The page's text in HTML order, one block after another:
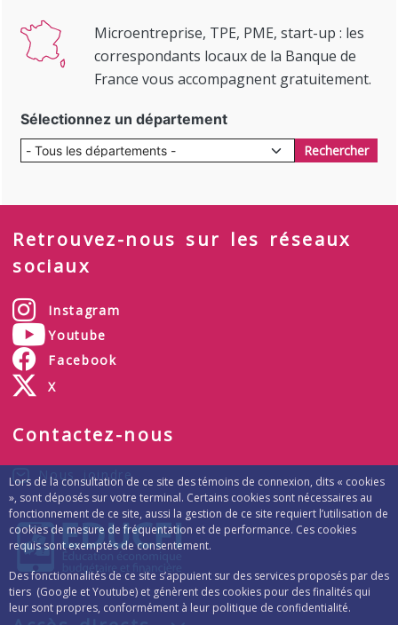
Lors de la consultation de ce site des témoins de connexion, dits « cookies
», sont déposés sur votre terminal. Certains cookies sont nécessaires au
fonctionnement de ce site, aussi la gestion de ce site requiert l’utilisation de
cookies de mesure de fréquentation et de performance. Ces cookies
requis sont exemptés de consentement.
Des fonctionnalités de ce site s’appuient sur des services proposés par des
tiers (Google et Youtube) et génèrent des cookies pour des finalités qui
leur sont propres, conformément à leur politique de confidentialité.
Microentreprise, TPE, PME, start-up : les
correspondants locaux de la Banque de
France vous accompagnent gratuitement.
Sélectionnez un département
Rechercher
Retrouvez-nous sur les réseaux
sociaux
Instagram
Youtube
Facebook
X
Contactez-nous
Nous joindre